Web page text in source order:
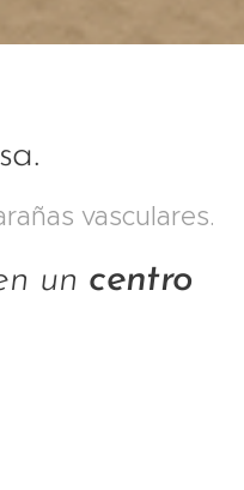
vasculares.
un centro